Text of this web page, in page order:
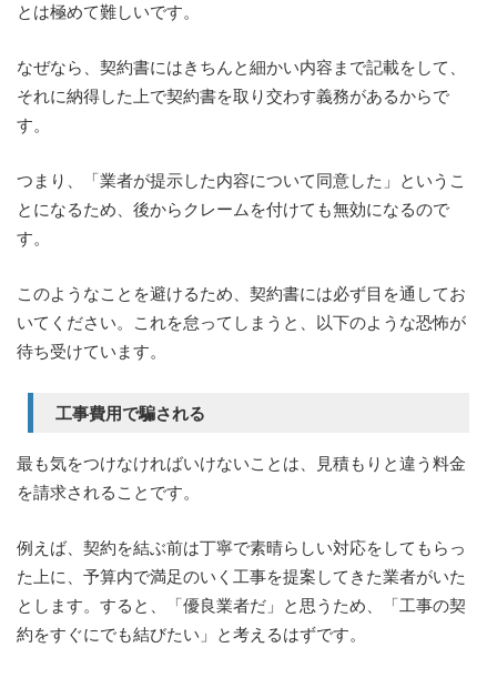
とは極めて難しいです。
なぜなら、契約書にはきちんと細かい内容まで記載をして、
それに納得した上で契約書を取り交わす義務があるからで
す。
つまり、「業者が提示した内容について同意した」というこ
とになるため、後からクレームを付けても無効になるので
す。
このようなことを避けるため、契約書には必ず目を通してお
いてください。これを怠ってしまうと、以下のような恐怖が
待ち受けています。
工事費用で騙される
最も気をつけなければいけないことは、見積もりと違う料金
を請求されることです。
例えば、契約を結ぶ前は丁寧で素晴らしい対応をしてもらっ
た上に、予算内で満足のいく工事を提案してきた業者がいた
とします。すると、「優良業者だ」と思うため、「工事の契
約をすぐにでも結びたい」と考えるはずです。